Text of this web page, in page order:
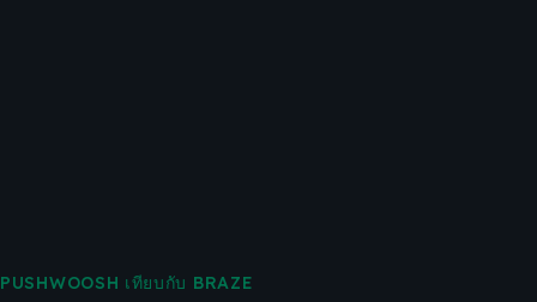
PUSHWOOSH เทียบกับ BRAZE